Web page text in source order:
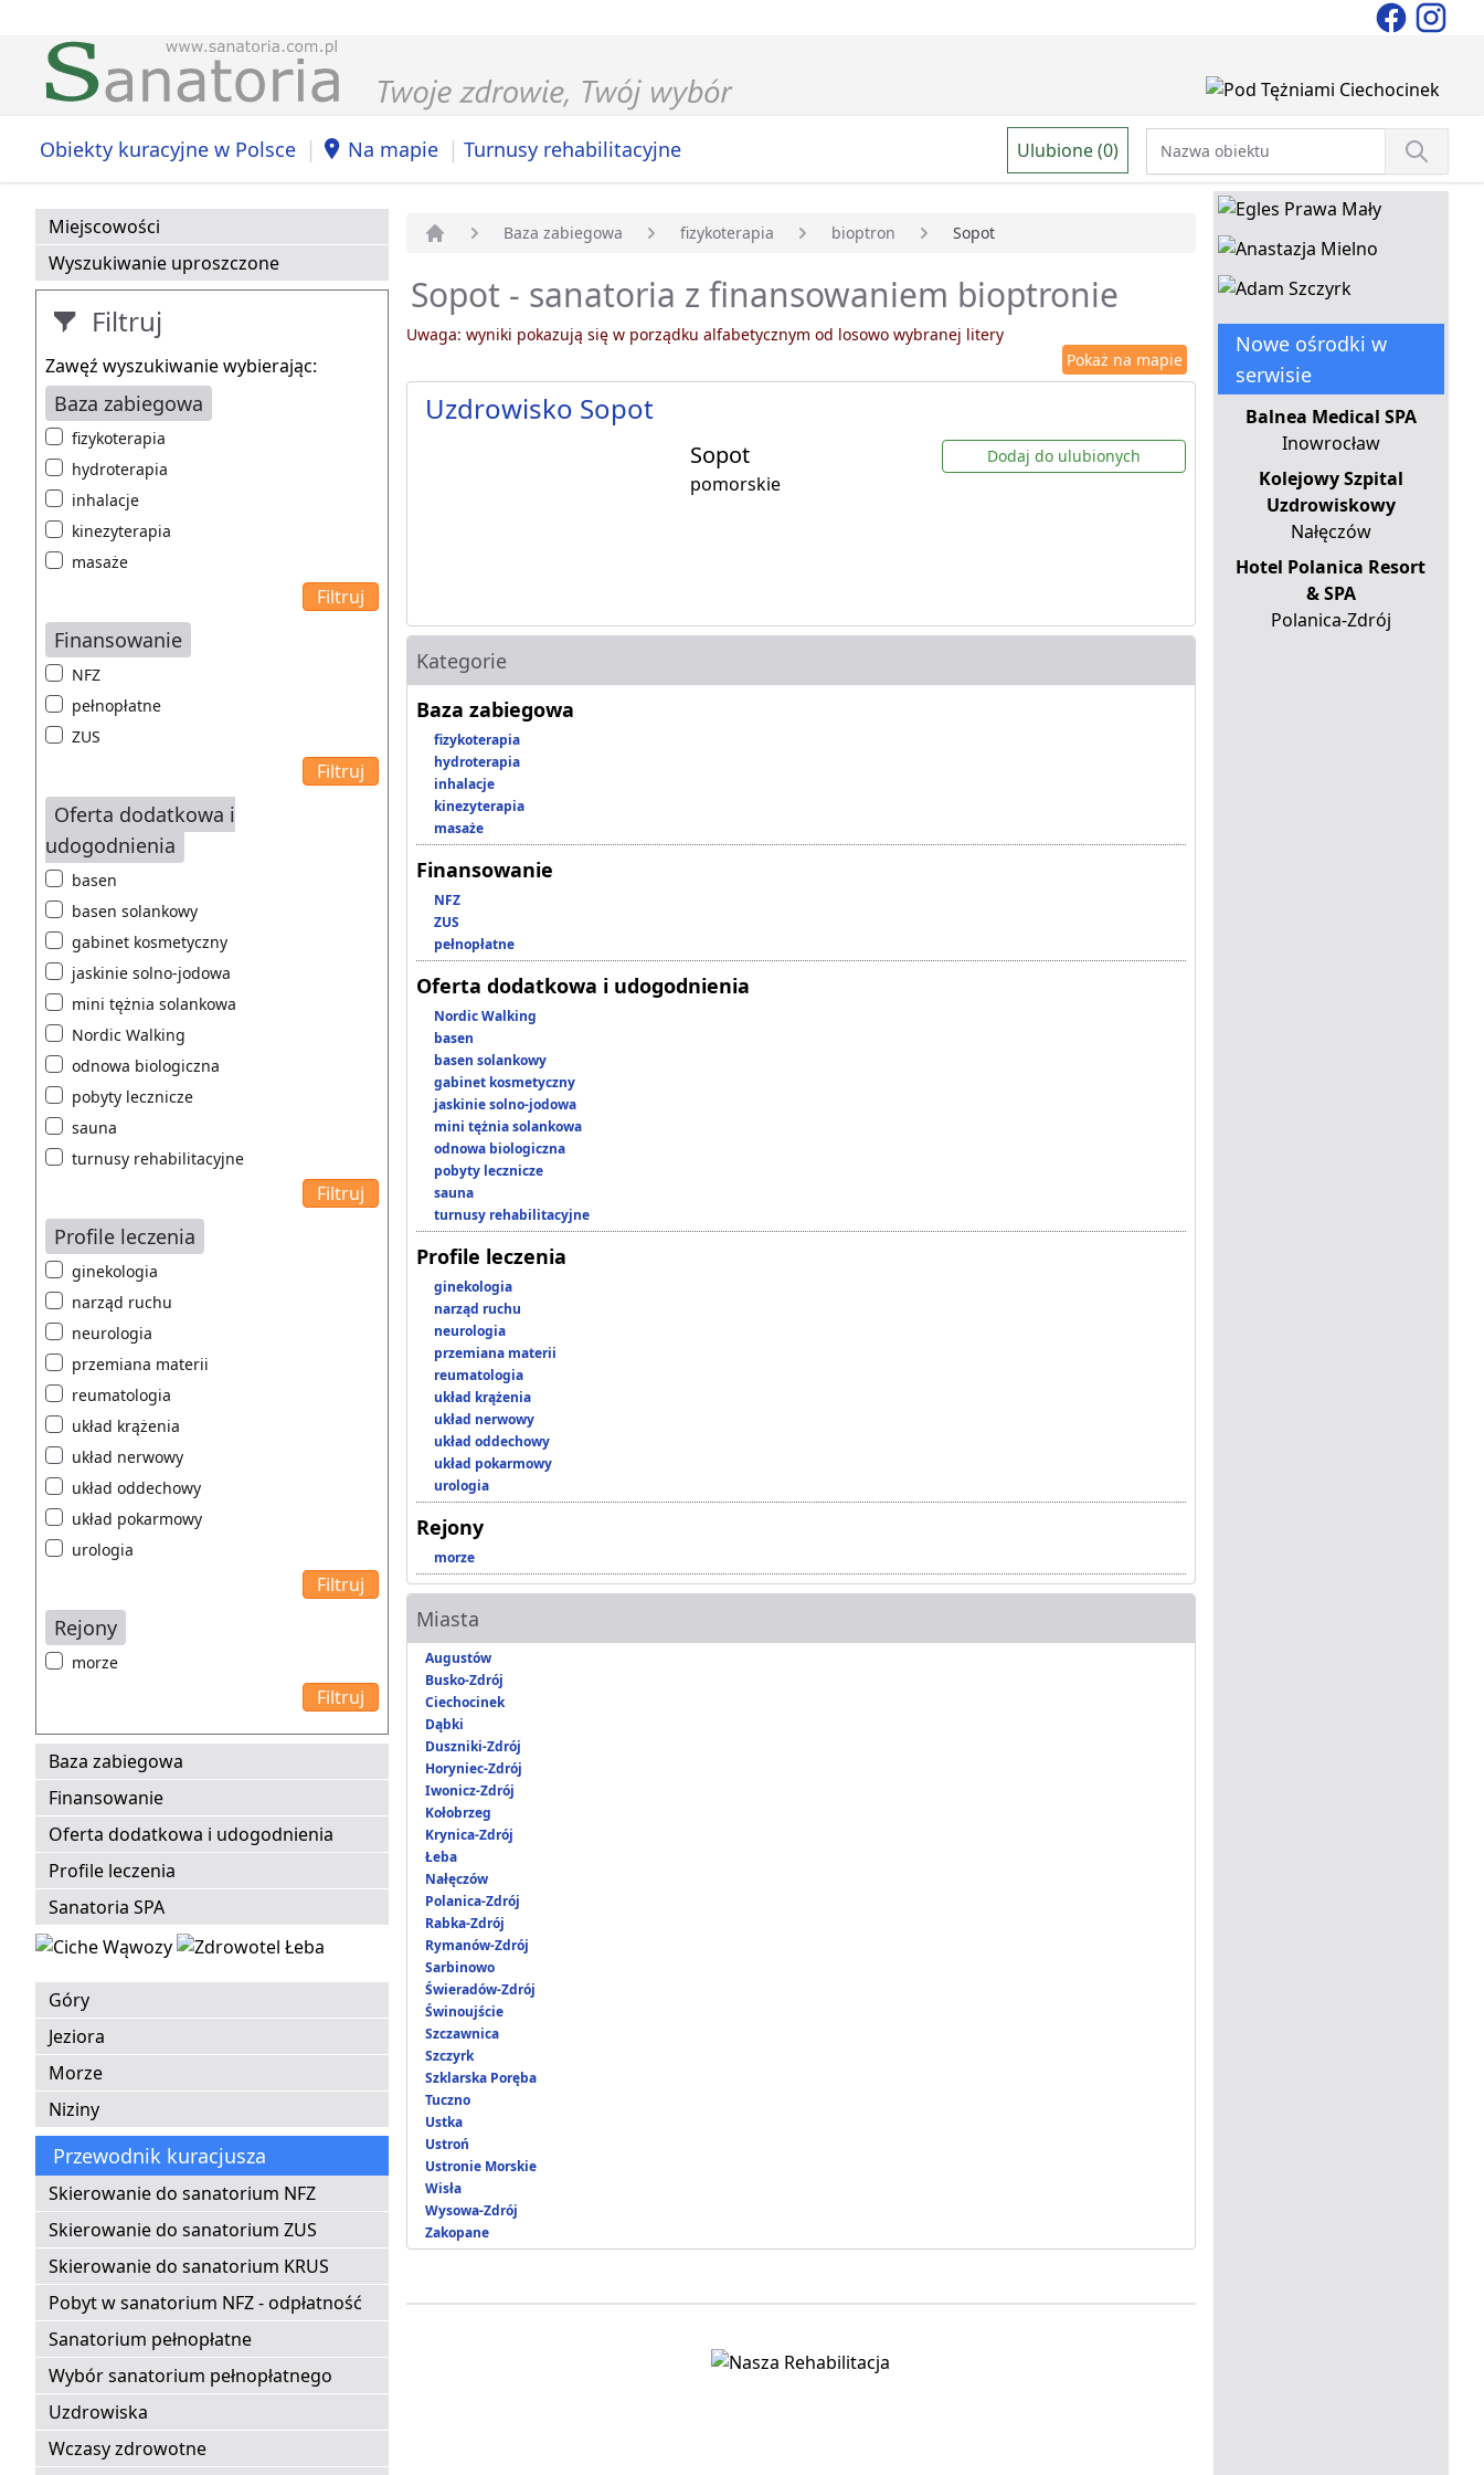
Obiekty kuracyjne w Polsce | Na mapie | Turnusy rehabilitacyjne Ulubione (0)
Miejscowości
Wyszukiwanie uproszczone
Filtruj
Zawęź wyszukiwanie wybierając:
Baza zabiegowa
fizykoterapia
hydroterapia
inhalacje
kinezyterapia
masaże
Finansowanie
NFZ
pełnopłatne
ZUS
Oferta dodatkowa i
udogodnienia
basen
basen solankowy
gabinet kosmetyczny
jaskinie solno-jodowa
mini tężnia solankowa
Nordic Walking
odnowa biologiczna
pobyty lecznicze
sauna
turnusy rehabilitacyjne
Profile leczenia
ginekologia
narząd ruchu
neurologia
przemiana materii
reumatologia
układ krążenia
układ nerwowy
układ oddechowy
układ pokarmowy
urologia
Rejony
morze
Baza zabiegowa
Finansowanie
Oferta dodatkowa i udogodnienia
Profile leczenia
Sanatoria SPA
Góry
Jeziora
Morze
Niziny
Przewodnik kuracjusza
Skierowanie do sanatorium NFZ
Skierowanie do sanatorium ZUS
Skierowanie do sanatorium KRUS
Pobyt w sanatorium NFZ - odpłatność
Sanatorium pełnopłatne
Wybór sanatorium pełnopłatnego
Uzdrowiska
Wczasy zdrowotne
Baza zabiegowa fizykoterapia bioptron Sopot
Sopot - sanatoria z finansowaniem bioptronie
Uwaga: wyniki pokazują się w porządku alfabetycznym od losowo wybranej litery
Pokaż na mapie
Uzdrowisko Sopot
Sopot
pomorskie
Dodaj do ulubionych
Kategorie
Baza zabiegowa
fizykoterapia
hydroterapia
inhalacje
kinezyterapia
masaże
Finansowanie
NFZ
ZUS
pełnopłatne
Oferta dodatkowa i udogodnienia
Nordic Walking
basen
basen solankowy
gabinet kosmetyczny
jaskinie solno-jodowa
mini tężnia solankowa
odnowa biologiczna
pobyty lecznicze
sauna
turnusy rehabilitacyjne
Profile leczenia
ginekologia
narząd ruchu
neurologia
przemiana materii
reumatologia
układ krążenia
układ nerwowy
układ oddechowy
układ pokarmowy
urologia
Rejony
morze
Miasta
Augustów
Busko-Zdrój
Ciechocinek
Dąbki
Duszniki-Zdrój
Horyniec-Zdrój
Iwonicz-Zdrój
Kołobrzeg
Krynica-Zdrój
Łeba
Nałęczów
Polanica-Zdrój
Rabka-Zdrój
Rymanów-Zdrój
Sarbinowo
Świeradów-Zdrój
Świnoujście
Szczawnica
Szczyrk
Szklarska Poręba
Tuczno
Ustka
Ustroń
Ustronie Morskie
Wisła
Wysowa-Zdrój
Zakopane
Nowe ośrodki w
serwisie
Balnea Medical SPA
Inowrocław
Kolejowy Szpital
Uzdrowiskowy
Nałęczów
Hotel Polanica Resort
& SPA
Polanica-Zdrój